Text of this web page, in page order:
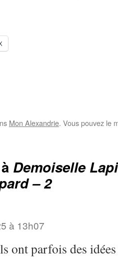
Mon Alexandrie. Vous pouvez le
Demoiselle
– 2
à 13h07
ont parfois des